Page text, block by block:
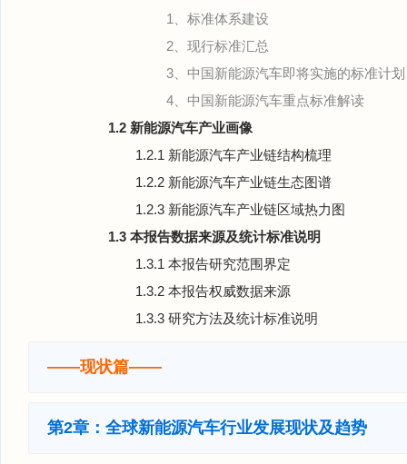
1、标准体系建设
2、现行标准汇总
3、中国新能源汽车即将实施的标准计划
4、中国新能源汽车重点标准解读
1.2 新能源汽车产业画像
1.2.1 新能源汽车产业链结构梳理
1.2.2 新能源汽车产业链生态图谱
1.2.3 新能源汽车产业链区域热力图
1.3 本报告数据来源及统计标准说明
1.3.1 本报告研究范围界定
1.3.2 本报告权威数据来源
1.3.3 研究方法及统计标准说明
——现状篇——
第2章：全球新能源汽车行业发展现状及趋势